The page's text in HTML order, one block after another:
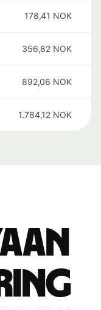
178,41 NOK
356,82 NOK
892,06 NOK
1.784,12 NOK